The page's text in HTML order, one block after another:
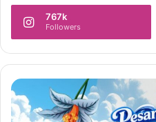
767k
Followers